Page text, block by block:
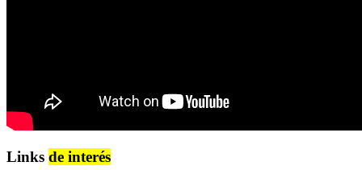
Links de interés